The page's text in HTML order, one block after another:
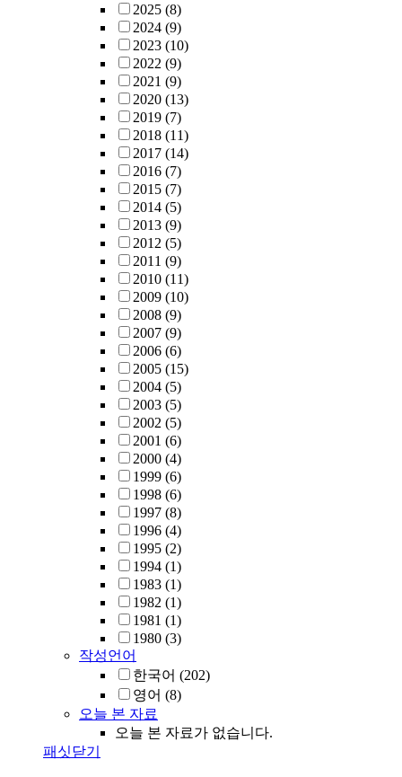
2025 (8)
2024 (9)
2023 (10)
2022 (9)
2021 (9)
2020 (13)
2019 (7)
2018 (11)
2017 (14)
2016 (7)
2015 (7)
2014 (5)
2013 (9)
2012 (5)
2011 (9)
2010 (11)
2009 (10)
2008 (9)
2007 (9)
2006 (6)
2005 (15)
2004 (5)
2003 (5)
2002 (5)
2001 (6)
2000 (4)
1999 (6)
1998 (6)
1997 (8)
1996 (4)
1995 (2)
1994 (1)
1983 (1)
1982 (1)
1981 (1)
1980 (3)
작성언어
한국어 (202)
영어 (8)
오늘 본 자료
오늘 본 자료가 없습니다.
패싯닫기